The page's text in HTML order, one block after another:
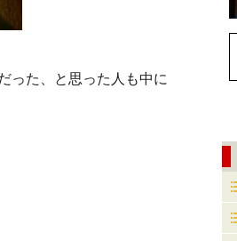
った、と思った人も中に